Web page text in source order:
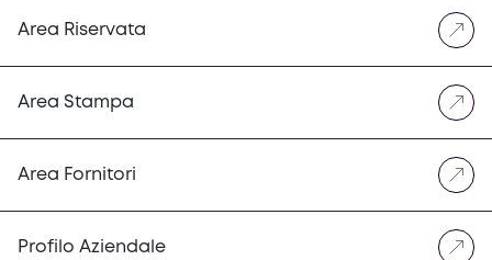
Area Riservata
Area Stampa
Area Fornitori
Profilo Aziendale